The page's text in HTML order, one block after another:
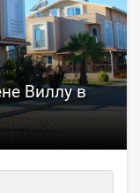
Виллу в